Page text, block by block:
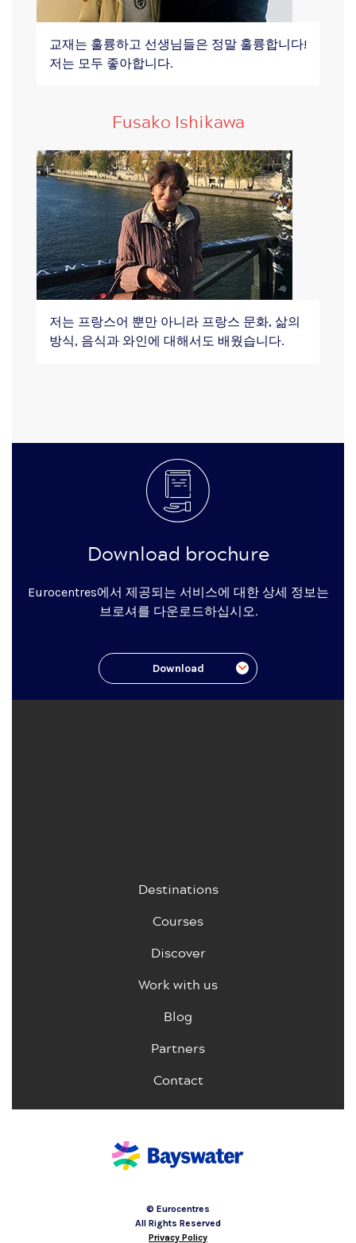
교재는 훌륭하고 선생님들은 정말 훌륭합니다!
저는 모두 좋아합니다.
Fusako Ishikawa
저는 프랑스어 뿐만 아니라 프랑스 문화, 삶의
방식, 음식과 와인에 대해서도 배웠습니다.
Download brochure
Eurocentres에서 제공되는 서비스에 대한 상세 정보는
브로셔를 다운로드하십시오.
Download
Destinations
Courses
Discover
Work with us
Blog
Partners
Contact
© Eurocentres
All Rights Reserved
Privacy Policy